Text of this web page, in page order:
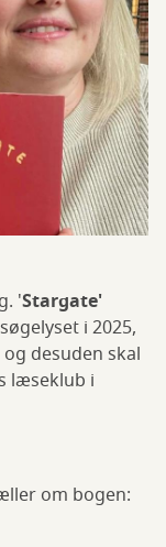
'Stargate'
i 2025,
desuden skal
læseklub i
om bogen: